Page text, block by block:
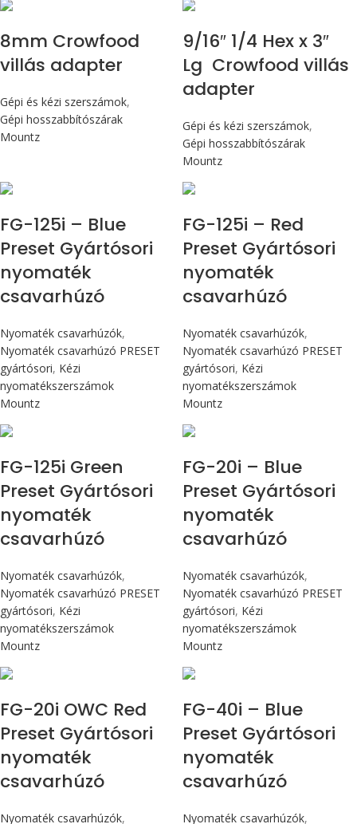
8mm Crowfood
villás adapter
Gépi és kézi szerszámok,
Gépi hosszabbítószárak
Mountz
9/16″ 1/4 Hex x 3″
Lg Crowfood villás
adapter
Gépi és kézi szerszámok,
Gépi hosszabbítószárak
Mountz
FG-125i – Blue
Preset Gyártósori
nyomaték
csavarhúzó
Nyomaték csavarhúzók,
Nyomaték csavarhúzó PRESET
gyártósori, Kézi
nyomatékszerszámok
Mountz
FG-125i – Red
Preset Gyártósori
nyomaték
csavarhúzó
Nyomaték csavarhúzók,
Nyomaték csavarhúzó PRESET
gyártósori, Kézi
nyomatékszerszámok
Mountz
FG-125i Green
Preset Gyártósori
nyomaték
csavarhúzó
Nyomaték csavarhúzók,
Nyomaték csavarhúzó PRESET
gyártósori, Kézi
nyomatékszerszámok
Mountz
FG-20i – Blue
Preset Gyártósori
nyomaték
csavarhúzó
Nyomaték csavarhúzók,
Nyomaték csavarhúzó PRESET
gyártósori, Kézi
nyomatékszerszámok
Mountz
FG-20i OWC Red
Preset Gyártósori
nyomaték
csavarhúzó
Nyomaték csavarhúzók,
FG-40i – Blue
Preset Gyártósori
nyomaték
csavarhúzó
Nyomaték csavarhúzók,